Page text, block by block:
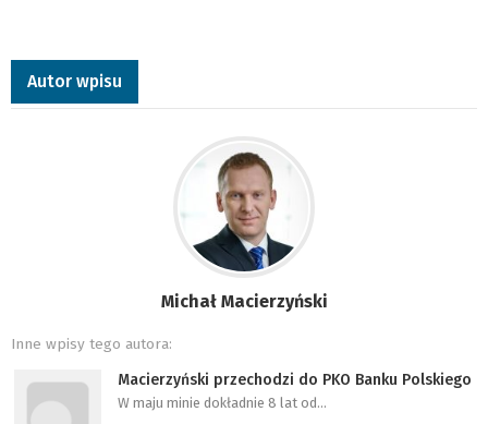
Autor wpisu
Michał Macierzyński
Inne wpisy tego autora:
Macierzyński przechodzi do PKO Banku Polskiego
W maju minie dokładnie 8 lat od…